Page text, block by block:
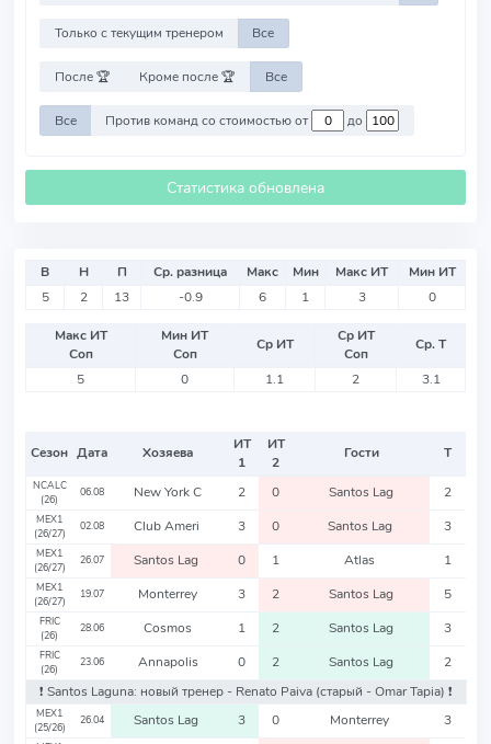
Только с текущим тренером Все
После 🏆 Кроме после 🏆 Все
Все Против команд со стоимостью от до
Статистика обновлена
В Н П Ср. разница Макс Мин Макс ИТ
Мин ИТ
5
2 13 -0.9 6 1 3 0
Макс ИТ
Соп
Мин ИТ
Соп
Ср ИТ
Ср ИТ
Соп
Ср. Т
5
0 1.1 2 3.1
Сезон Дата Хозяева
ИТ
1
ИТ
2
Гости Т
NCALC
(26)
06.08 New York C 2 0 Santos Lag 2
MEX1
(26/27)
02.08 Club Ameri 3 0 Santos Lag 3
MEX1
(26/27)
26.07 Santos Lag 0 1 Atlas 1
MEX1
(26/27)
19.07 Monterrey 3 2 Santos Lag 5
FRIC
(26)
28.06 Cosmos 1 2 Santos Lag 3
FRIC
(26)
23.06 Annapolis 0 2 Santos Lag
2
❗️ Santos Laguna: новый тренер - Renato Paiva (старый - Omar Tapia) ❗️
MEX1
(25/26)
26.04 Santos Lag 3 0 Monterrey 3